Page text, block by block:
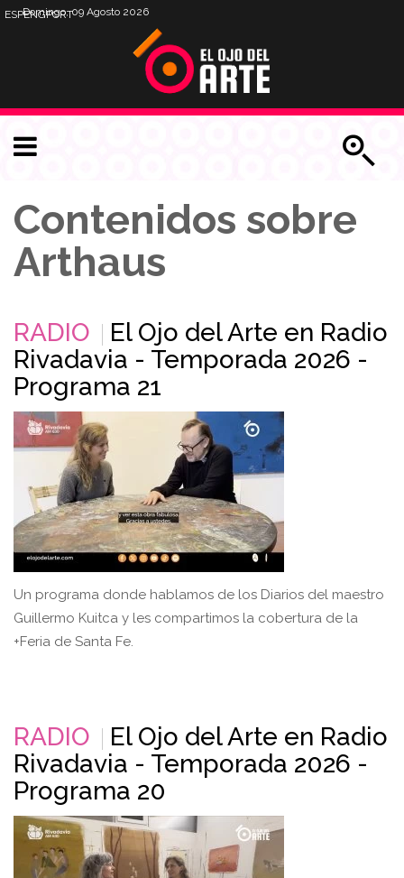
Domingo, 09 Agosto 2026
ESPENGPORT
Contenidos sobre
Arthaus
RADIO
El Ojo del Arte en Radio
Rivadavia - Temporada 2026 -
Programa 21
Un programa donde hablamos de los Diarios del maestro
Guillermo Kuitca y les compartimos la cobertura de la
+Feria de Santa Fe.
RADIO
El Ojo del Arte en Radio
Rivadavia - Temporada 2026 -
Programa 20